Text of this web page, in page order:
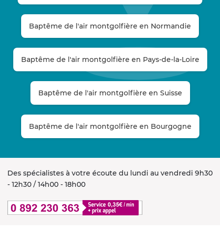
Baptême de l'air montgolfière en Normandie
Baptême de l'air montgolfière en Pays-de-la-Loire
Baptême de l'air montgolfière en Suisse
Baptême de l'air montgolfière en Bourgogne
Des spécialistes à votre écoute du lundi au vendredi 9h30
- 12h30 / 14h00 - 18h00